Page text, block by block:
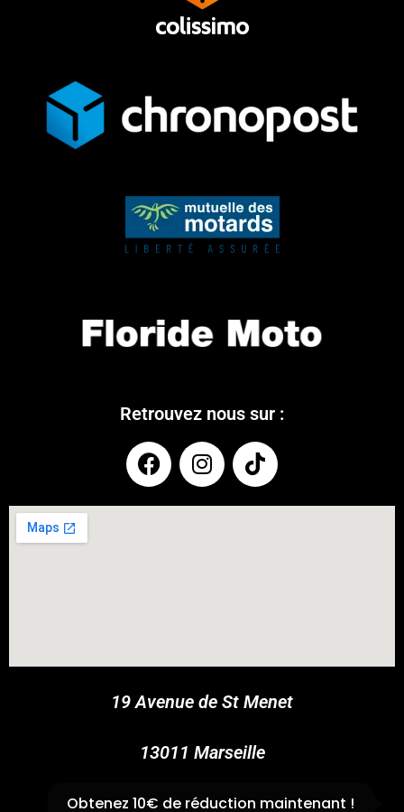
Retrouvez nous sur :
19 Avenue de St Menet
13011 Marseille
✆04 91 44 45 46
Obtenez 10€ de réduction maintenant !